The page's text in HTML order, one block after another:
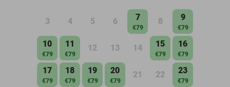
3 4 5 6 7
€79
8 9
€79
10
€79
11
€79
12 13 14 15
€79
16
€79
17
€79
18
€79
19
€79
20
€79
21 22 23
€79